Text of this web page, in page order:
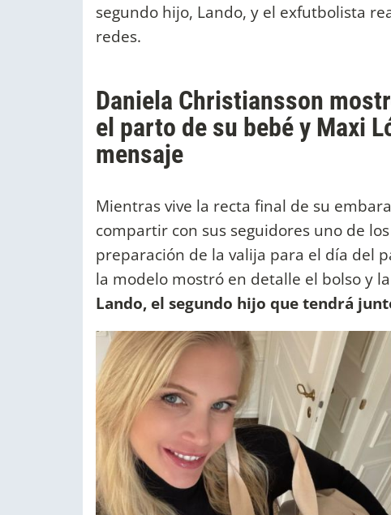
segundo hijo, Lando, y el exfutbolista
redes.
Daniela Christiansson
el parto de su bebé y Maxi
mensaje
Mientras vive la recta final de su
compartir con sus seguidores uno de
preparación de la valija para el día del
la modelo mostró en detalle el bolso y
Lando, el segundo hijo que tendrá